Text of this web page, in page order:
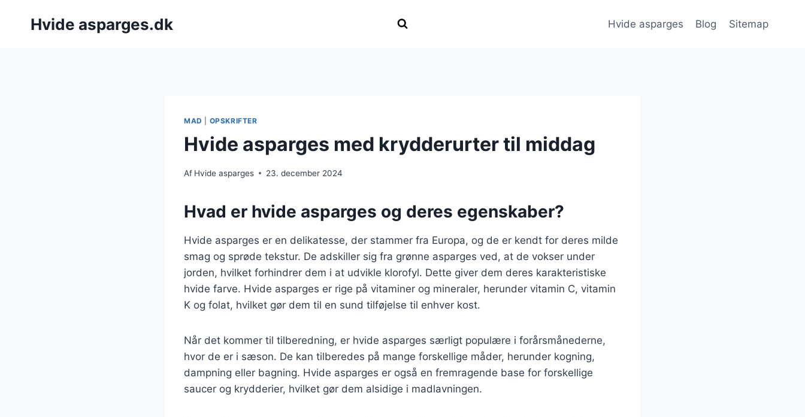
Hvide asparges.dk Hvide asparges Blog Sitemap
MAD OPSKRIFTER
Hvide asparges med krydderurter til middag
Af Hvide asparges 23. december 2024
Hvad er hvide asparges og deres egenskaber?
Hvide asparges er en delikatesse, der stammer fra Europa, og de er kendt for deres milde
smag og sprøde tekstur. De adskiller sig fra grønne asparges ved, at de vokser under
jorden, hvilket forhindrer dem i at udvikle klorofyl. Dette giver dem deres karakteristiske
hvide farve. Hvide asparges er rige på vitaminer og mineraler, herunder vitamin C, vitamin
K og folat, hvilket gør dem til en sund tilføjelse til enhver kost.
Når det kommer til tilberedning, er hvide asparges særligt populære i forårsmånederne,
hvor de er i sæson. De kan tilberedes på mange forskellige måder, herunder kogning,
dampning eller bagning. Hvide asparges er også en fremragende base for forskellige
saucer og krydderier, hvilket gør dem alsidige i madlavningen.